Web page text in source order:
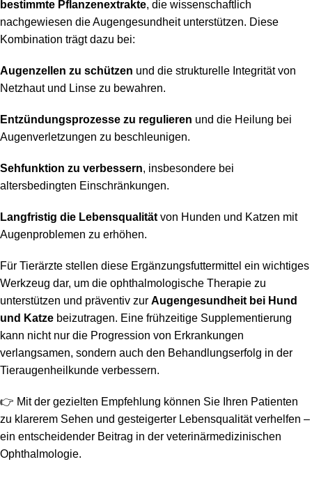
bestimmte Pflanzenextrakte, die wissenschaftlich
nachgewiesen die Augengesundheit unterstützen. Diese
Kombination trägt dazu bei:
Augenzellen zu schützen und die strukturelle Integrität von
Netzhaut und Linse zu bewahren.
Entzündungsprozesse zu regulieren und die Heilung bei
Augenverletzungen zu beschleunigen.
Sehfunktion zu verbessern, insbesondere bei
altersbedingten Einschränkungen.
Langfristig die Lebensqualität von Hunden und Katzen mit
Augenproblemen zu erhöhen.
Für Tierärzte stellen diese Ergänzungsfuttermittel ein wichtiges
Werkzeug dar, um die ophthalmologische Therapie zu
unterstützen und präventiv zur Augengesundheit bei Hund
und Katze beizutragen. Eine frühzeitige Supplementierung
kann nicht nur die Progression von Erkrankungen
verlangsamen, sondern auch den Behandlungserfolg in der
Tieraugenheilkunde verbessern.
👉 Mit der gezielten Empfehlung können Sie Ihren Patienten
zu klarerem Sehen und gesteigerter Lebensqualität verhelfen –
ein entscheidender Beitrag in der veterinärmedizinischen
Ophthalmologie.